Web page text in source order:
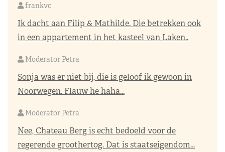
frankvc
Ik dacht aan Filip & Mathilde. Die betrekken ook
in een appartement in het kasteel van Laken..
Moderator Petra
Sonja was er niet bij, die is geloof ik gewoon in
Noorwegen. Flauw he haha...
Moderator Petra
Nee, Chateau Berg is echt bedoeld voor de
regerende groothertog. Dat is staatseigendom...